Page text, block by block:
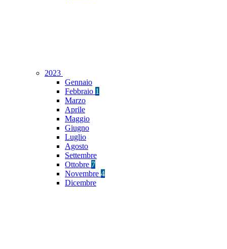
2023
Gennaio
Febbraio 1
Marzo
Aprile
Maggio
Giugno
Luglio
Agosto
Settembre
Ottobre 7
Novembre 4
Dicembre